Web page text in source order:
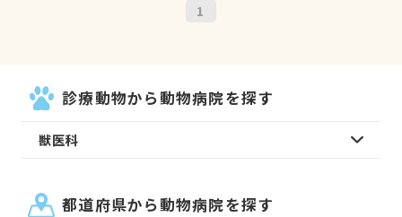
1
診療動物から動物病院を探す
獣医科
都道府県から動物病院を探す